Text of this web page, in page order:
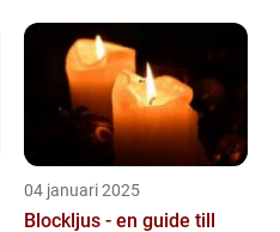
04 januari 2025
Blockljus - en guide till